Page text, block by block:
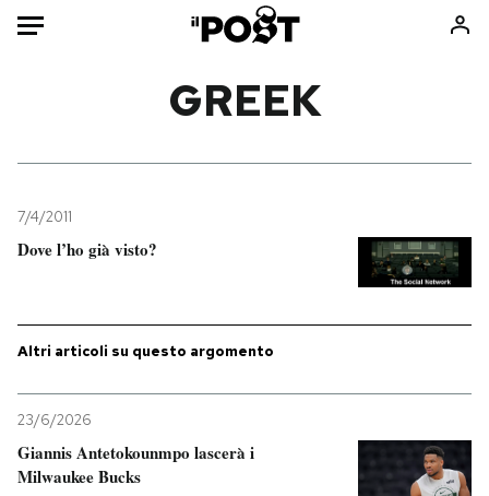
Mondo
Politica
Scienza
GREEK
7/4/2011
Dove l’ho già visto?
Altri articoli su questo argomento
23/6/2026
Giannis Antetokounmpo lascerà i
Milwaukee Bucks